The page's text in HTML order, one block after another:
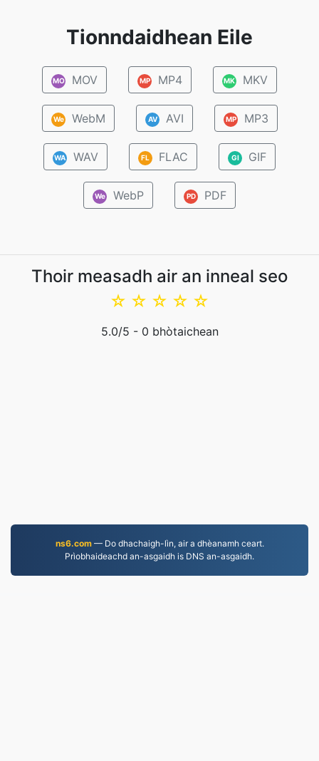
Tionndaidhean Eile
MO MOV MP MP4 MK MKV
We WebM AV AVI MP MP3
WA WAV FL FLAC GI GIF
We WebP PD PDF
Thoir measadh air an inneal seo
☆
☆
☆
☆
☆
5.0/5 - 0 bhòtaichean
ns6.com— Do dhachaigh-lìn, air a dhèanamh ceart.
Prìobhaideachd an-asgaidh is DNS an-asgaidh.